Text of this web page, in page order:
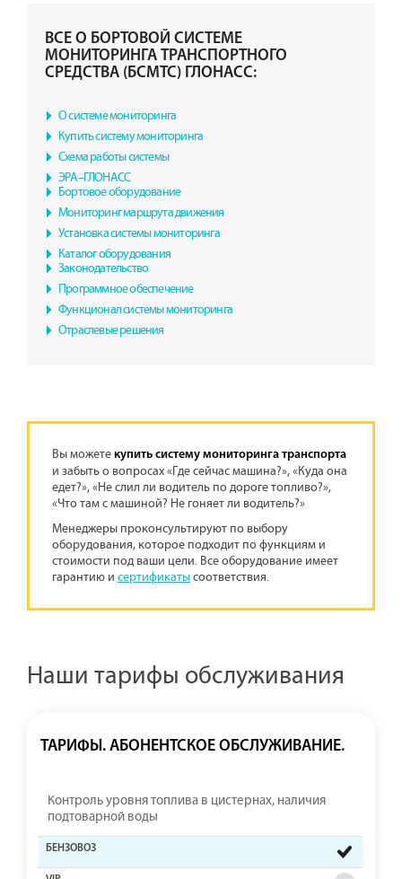
ВСЕ О БОРТОВОЙ СИСТЕМЕ
МОНИТОРИНГА ТРАНСПОРТНОГО
СРЕДСТВА (БСМТС) ГЛОНАСС:
О системе мониторинга
Купить систему мониторинга
Схема работы системы
ЭРА–ГЛОНАСС
Бортовое оборудование
Мониторинг маршрута движения
Установка системы мониторинга
Каталог оборудования
Законодательство
Программное обеспечение
Функционал системы мониторинга
Отраслевые решения
Вы можете купить систему мониторинга транспорта
и забыть о вопросах «Где сейчас машина?», «Куда она
едет?», «Не слил ли водитель по дороге топливо?»,
«Что там с машиной? Не гоняет ли водитель?»
Менеджеры проконсультируют по выбору
оборудования, которое подходит по функциям и
стоимости под ваши цели. Все оборудование имеет
гарантию и сертификатысоответствия.
Наши тарифы обслуживания
ТАРИФЫ. АБОНЕНТСКОЕ ОБСЛУЖИВАНИЕ.
Контроль уровня топлива в цистернах, наличия
подтоварной воды